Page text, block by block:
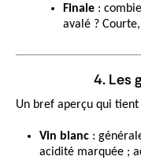
Finale :
avalé ?
4. Les
Un bref aperçu qui tient
Vin blanc :
acidité marquée ;